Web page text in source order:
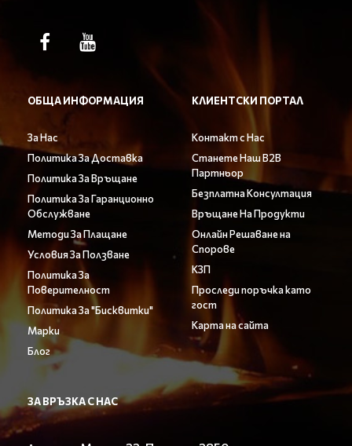
ОБЩА ИНФОРМАЦИЯ
За Нас
Политика За Доставка
Политика За Връщане
Политика За Гаранционно
Обслужване
Методи За Плащане
Условия За Ползване
Политика За
Поверителност
Политика За "Бисквитки"
Марки
Блог
КЛИЕНТСКИ ПОРТАЛ
Контакт с Нас
Станете Наш B2B
Партньор
Безплатна Консултация
Връщане На Продукти
Онлайн Решаване на
Спорове
КЗП
Проследи поръчка като
гост
Карта на сайта
ЗА ВРЪЗКА С НАС